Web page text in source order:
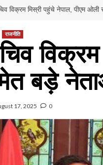
विक्रम मिस्री पहुंचे नेपाल, पीएम
राजनीति
बड़े
17, 2025 0